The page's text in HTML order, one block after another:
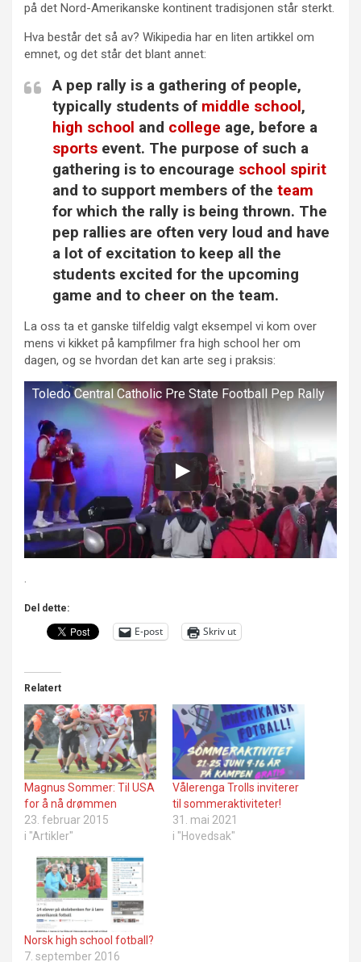
på det Nord-Amerikanske kontinent tradisjonen står sterkt.
Hva består det så av? Wikipedia har en liten artikkel om
emnet, og det står det blant annet:
A pep rally is a gathering of people,
typically students of middle school,
high school and college age, before a
sports event. The purpose of such a
gathering is to encourage school spirit
and to support members of the team
for which the rally is being thrown. The
pep rallies are often very loud and have
a lot of excitation to keep all the
students excited for the upcoming
game and to cheer on the team.
La oss ta et ganske tilfeldig valgt eksempel vi kom over
mens vi kikket på kampfilmer fra high school her om
dagen, og se hvordan det kan arte seg i praksis:
Toledo Central Catholic Pre State Football Pep Rally
Del dette:
E-post Skriv ut
Relatert
Magnus Sommer: Til USA
for å nå drømmen
23. februar 2015
i "Artikler"
Vålerenga Trolls inviterer
til sommeraktiviteter!
31. mai 2021
i "Hovedsak"
Norsk high school fotball?
7. september 2016